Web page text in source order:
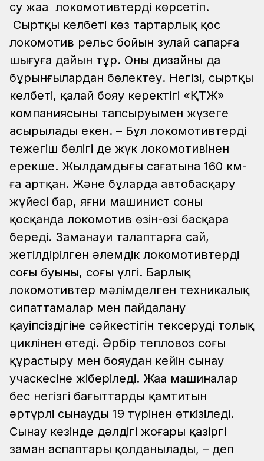
су жаңа локомотивтерді көрсетіп.
Сыртқы келбеті көз тартарлық қос
локомотив рельс бойын зулай сапарға
шығуға дайын тұр. Оның дизайны да
бұрынғылардан бөлектеу. Негізі, сыртқы
келбеті, қалай бояу керектігі «ҚТЖ»
компаниясының тапсыруымен жүзеге
асырылады екен. – Бұл локомотивтердің
тежегіш бөлігі де жүк локомотивінен
ерекше. Жылдамдығы сағатына 160 км-
ға артқан. Және бұларда автобасқару
жүйесі бар, яғни машинист соны
қосқанда локомотив өзін-өзі басқара
береді. Заманауи талаптарға сай,
жетілдірілген әлемдік локомотивтердің
соңғы буыны, соңғы үлгі. Барлық
локомотивтер мәлімделген техникалық
сипаттамалар мен пайдалану
қауіпсіздігіне сәйкестігін тексерудің толық
циклінен өтеді. Әрбір тепловоз соңғы
құрастыру мен бояудан кейін сынау
учаскесіне жіберіледі. Жаңа машиналар
бес негізгі бағыттарды қамтитын
әртүрлі сынаудың 19 түрінен өткізіледі.
Сынау кезінде дәлдігі жоғары қазіргі
заман аспаптары қолданылады, – деп